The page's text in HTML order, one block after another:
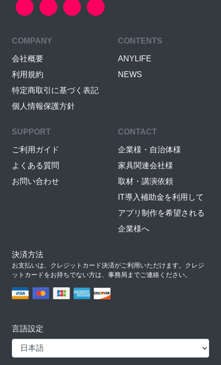
COMPANY
会社概要
利用規約
特定商取引に基づく表記
個人情報保護方針
CONTENTS
ANYLIFE
NEWS
SUPPORT
ご利用ガイド
よくある質問
お問い合わせ
CONTACT
企業様・自治体様
家具関連会社様
取材・講演依頼
IT導入補助金を利用して
アプリ制作を希望される
企業様へ
決済方法
お支払いは、クレジットカード決済がご利用いただけます。クレジ
ットカードをお持ちでない方は、事務局までご連絡ください。
言語設定